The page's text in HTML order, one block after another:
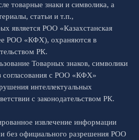
товарные знаки и символика, а
статьи и т.п.,
является РОО «Казахстанская
РОО «КФХ), охраняются в
РК.
Товарных знаков, символики
согласования с РОО «КФХ»
интеллектуальных
с законодательством РК.
извлечение информации
без официального разрешения РОО